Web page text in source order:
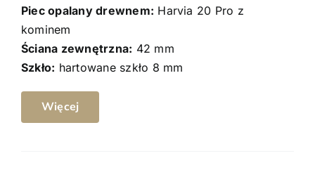
Piec opalany drewnem: Harvia 20 Pro z
kominem
Ściana zewnętrzna: 42 mm
Szkło: hartowane szkło 8 mm
Więcej